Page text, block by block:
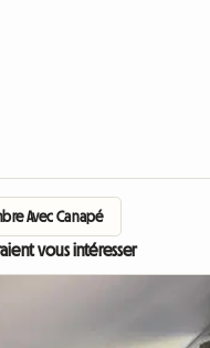
Avec Canapé
vous intéresser